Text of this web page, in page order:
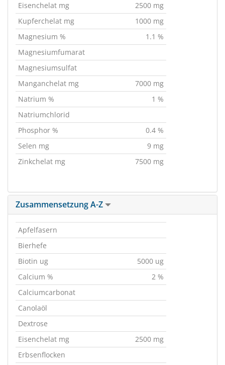
Eisenchelat mg
2500 mg
Kupferchelat mg
1000 mg
Magnesium %
1.1 %
Magnesiumfumarat
Magnesiumsulfat
Manganchelat mg
7000 mg
Natrium %
1 %
Natriumchlorid
Phosphor %
0.4 %
Selen mg
9 mg
Zinkchelat mg
7500 mg
Zusammensetzung A-Z
Apfelfasern
Bierhefe
Biotin ug
5000 ug
Calcium %
2 %
Calciumcarbonat
Canolaöl
Dextrose
Eisenchelat mg
2500 mg
Erbsenflocken